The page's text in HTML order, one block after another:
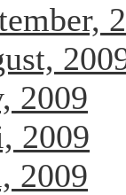
2009
2009
2009